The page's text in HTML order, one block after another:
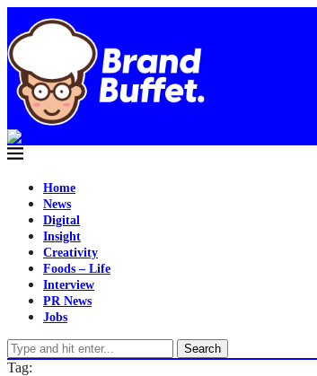
Home
News
Digital
Insight
Creativity
Foods – Life
Interview
PR News
Jobs
Search
Tag: